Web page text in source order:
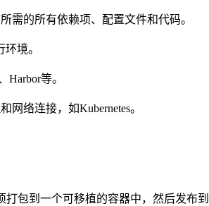
需的所有依赖项、配置文件和代码。
境。
等。
网络连接，如Kubernetes。
包到一个可移植的容器中，然后发布